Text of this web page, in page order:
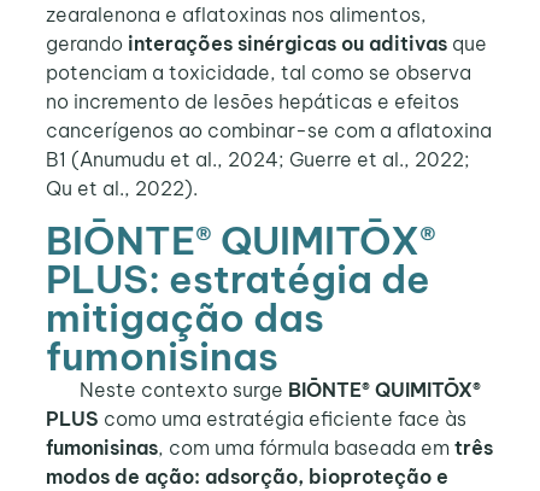
zearalenona e aflatoxinas nos alimentos,
gerando interações sinérgicas ou aditivasque
potenciam a toxicidade, tal como se observa
no incremento de lesões hepáticas e efeitos
cancerígenos ao combinar-se com a aflatoxina
B1 (Anumudu et al., 2024; Guerre et al., 2022;
Qu et al., 2022).
BIŌNTE® QUIMITŌX®
PLUS: estratégia de
mitigação das
fumonisinas
Neste contexto surge BIŌNTE® QUIMITŌX®
PLUS como uma estratégia eficiente face às
fumonisinas, com uma fórmula baseada em três
modos de ação: adsorção, bioproteção e